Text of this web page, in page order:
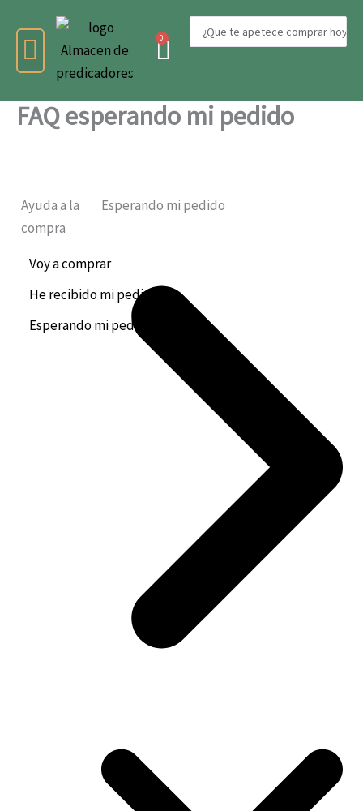
contenido
0
Carrito
Search
...
FAQ esperando mi pedido
Ayuda a la
compra
Voy a comprar
He recibido mi pedido
Esperando mi pedido
Esperando mi pedido